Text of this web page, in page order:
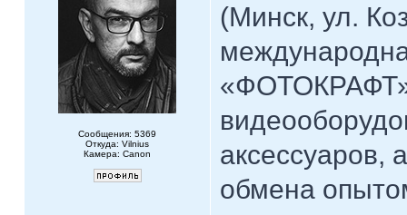
Сообщения: 5369
Откуда: Vilnius
Камера: Canon
(Минск, ул.
«ФОТОКРАФТ»
аксессуаров,
обмена